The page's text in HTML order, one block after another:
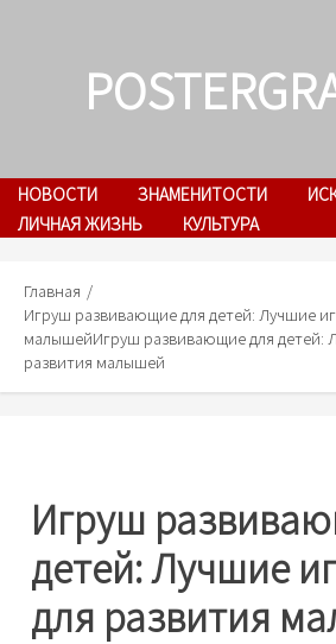
НОВОСТИ ЗНАМЕНИТОСТИ
ЛИЧНАЯ ЖИЗНЬ
КУЛЬТУРА
Главная
Игруш развивающие для детей: Лучшие
малышейИгруш развивающие для детей:
развития малышей
Игруш
детей: Лучшие
для развития